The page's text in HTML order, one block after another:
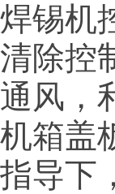
锡机
除控
通风
箱盖
导下